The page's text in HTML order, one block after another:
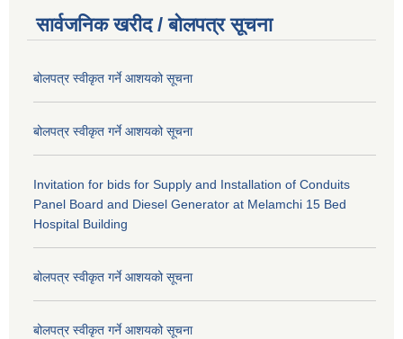
सार्वजनिक खरीद / बोलपत्र सूचना
बोलपत्र स्वीकृत गर्ने आशयको सूचना
बोलपत्र स्वीकृत गर्ने आशयको सूचना
Invitation for bids for Supply and Installation of Conduits
Panel Board and Diesel Generator at Melamchi 15 Bed
Hospital Building
बोलपत्र स्वीकृत गर्ने आशयको सूचना
बोलपत्र स्वीकृत गर्ने आशयको सूचना